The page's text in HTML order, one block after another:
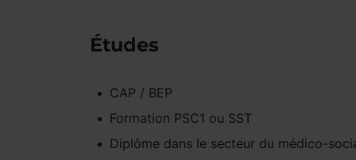
Études
CAP / BEP
Formation PSC1 ou SST
Diplôme dans le secteur du médico-